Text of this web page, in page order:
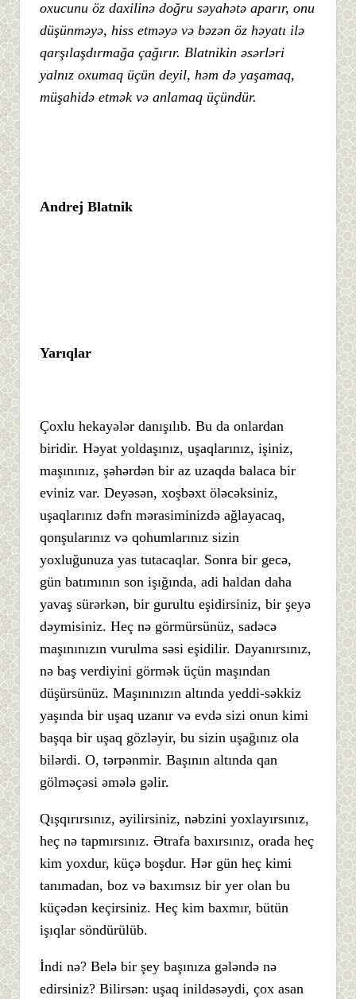
oxucunu öz daxilinə doğru səyahətə aparır, onu
düşünməyə, hiss etməyə və bəzən öz həyatı ilə
qarşılaşdırmağa çağırır. Blatnikin əsərləri
yalnız oxumaq üçün deyil, həm də yaşamaq,
müşahidə etmək və anlamaq üçündür.
Andrej Blatnik
Yarıqlar
Çoxlu hekayələr danışılıb. Bu da onlardan
biridir. Həyat yoldaşınız, uşaqlarınız, işiniz,
maşınınız, şəhərdən bir az uzaqda balaca bir
eviniz var. Deyəsən, xoşbəxt öləcəksiniz,
uşaqlarınız dəfn mərasiminizdə ağlayacaq,
qonşularınız və qohumlarınız sizin
yoxluğunuza yas tutacaqlar. Sonra bir gecə,
gün batımının son işığında, adi haldan daha
yavaş sürərkən, bir gurultu eşidirsiniz, bir şeyə
dəymisiniz. Heç nə görmürsünüz, sadəcə
maşınınızın vurulma səsi eşidilir. Dayanırsınız,
nə baş verdiyini görmək üçün maşından
düşürsünüz. Maşınınızın altında yeddi-səkkiz
yaşında bir uşaq uzanır və evdə sizi onun kimi
başqa bir uşaq gözləyir, bu sizin uşağınız ola
bilərdi. O, tərpənmir. Başının altında qan
gölməçəsi əmələ gəlir.
Qışqırırsınız, əyilirsiniz, nəbzini yoxlayırsınız,
heç nə tapmırsınız. Ətrafa baxırsınız, orada heç
kim yoxdur, küçə boşdur. Hər gün heç kimi
tanımadan, boz və baxımsız bir yer olan bu
küçədən keçirsiniz. Heç kim baxmır, bütün
işıqlar söndürülüb.
İndi nə? Belə bir şey başınıza gələndə nə
edirsiniz? Bilirsən: uşaq inildəsəydi, çox asan